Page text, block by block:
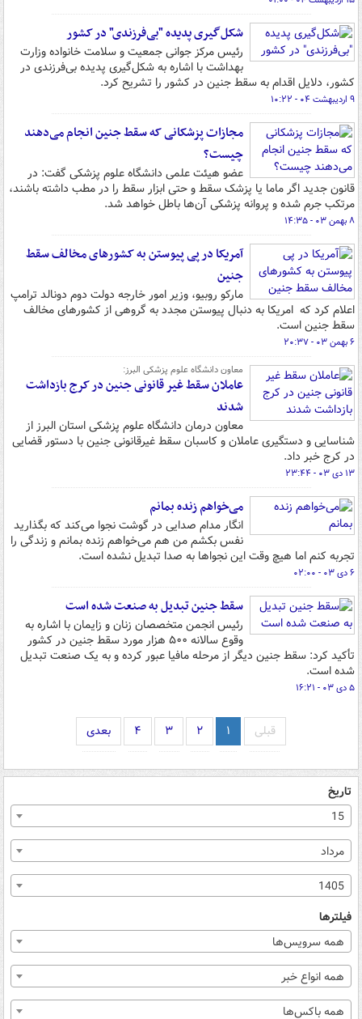
شکل‌گیری پدیده "بی‌فرزندی" در کشور
رئیس مرکز جوانی جمعیت و سلامت خانواده وزارت
بهداشت با اشاره به شکل‌گیری پدیده بی‌فرزندی در
کشور، دلایل اقدام به سقط جنین در کشور را تشریح کرد.
۹ اردیبهشت ۰۴ - ۱۰:۲۲
مجازات پزشکانی که سقط جنین انجام می‌دهند
چیست؟
عضو هیئت علمی دانشگاه علوم پزشکی گفت: در
قانون جدید اگر ماما یا پزشک سقط و حتی ابزار سقط را در مطب داشته باشند،
مرتکب جرم شده و پروانه پزشکی آن‌ها باطل خواهد شد.
۸ بهمن ۰۳ - ۱۴:۳۵
آمریکا در پی پیوستن به کشورهای مخالف سقط
جنین
مارکو روبیو، وزیر امور خارجه دولت دوم دونالد ترامپ
اعلام کرد که امریکا به دنبال پیوستن مجدد به گروهی از کشورهای مخالف
سقط جنین است.
۶ بهمن ۰۳ - ۲۰:۳۷
معاون دانشگاه علوم پزشکی البرز:
عاملان سقط غیر قانونی جنین در کرج بازداشت
شدند
معاون درمان دانشگاه علوم پزشکی استان البرز از
شناسایی و دستگیری عاملان و کاسبان سقط غیرقانونی جنین با دستور قضایی
در کرج خبر داد.
۱۳ دی ۰۳ - ۲۳:۴۴
می‌خواهم زنده بمانم
انگار مدام صدایی در گوشت نجوا می‌کند که بگذارید
نفس بکشم من هم می‌خواهم زنده بمانم و زندگی را
تجربه کنم اما هیچ وقت این نجواها به صدا تبدیل نشده است.
۶ دی ۰۳ - ۰۲:۰۰
سقط جنین تبدیل به صنعت شده است
رئیس انجمن متخصصان زنان و زایمان با اشاره به
وقوع سالانه ۵۰۰ هزار مورد سقط جنین در کشور
تأکید کرد: سقط جنین دیگر از مرحله مافیا عبور کرده و به یک صنعت تبدیل
شده است.
۵ دی ۰۳ - ۱۶:۲۱
قبلی ۱ ۲ ۳ ۴ بعدی
تاریخ
15
مرداد
1405
فیلترها
همه سرویس‌ها
همه انواع خبر
همه باکس‌ها